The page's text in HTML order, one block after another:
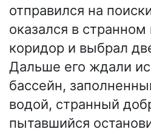
отправился на
оказался в
коридор и выбрал
Дальше его ждали
бассейн,
водой, странный
пытавшийся